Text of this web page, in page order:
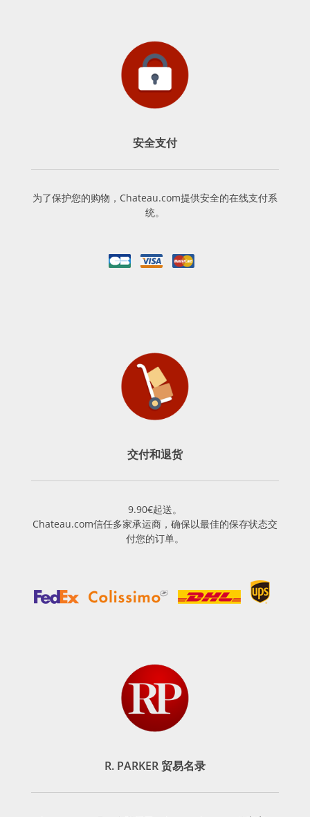
安全支付
为了保护您的购物，Chateau.com提供安全的在线支付系
统。
交付和退货
9.90€起送。
Chateau.com信任多家承运商，确保以最佳的保存状态交
付您的订单。
R. PARKER 贸易名录